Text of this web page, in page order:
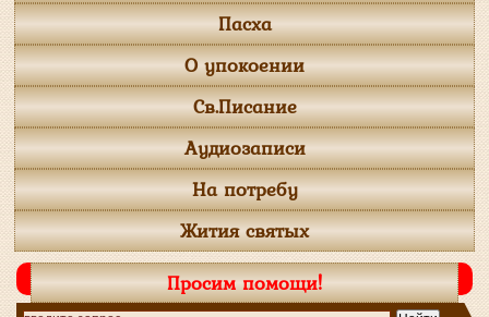
Пасха
О упокоении
Св.Писание
Аудиозаписи
На потребу
Жития святых
Просим помощи!